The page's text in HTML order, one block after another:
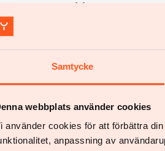
Samtycke
webbplats använder cookies
använder cookies för att förbättra
anpassning av
mitt fokuserer på å koble virkelige
Jeg ønsker å gjøre helsekunnskap
i å opprettholde